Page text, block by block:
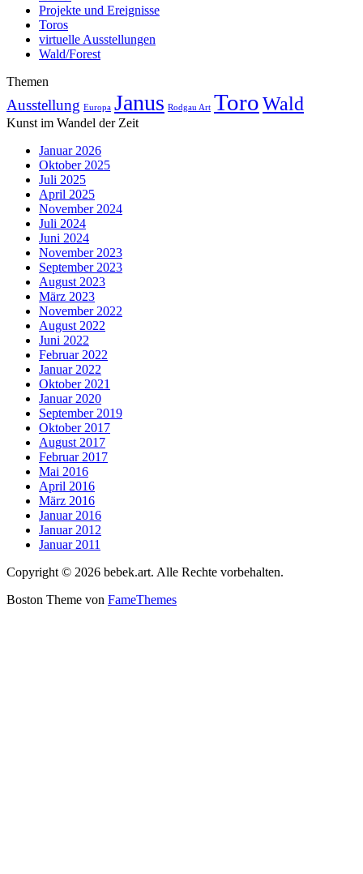
Projekte und Ereignisse
Toros
virtuelle Ausstellungen
Wald/Forest
Themen
Ausstellung Europa Janus Rodgau Art ToroWald
Kunst im Wandel der Zeit
Januar 2026
Oktober 2025
Juli 2025
April 2025
November 2024
Juli 2024
Juni 2024
November 2023
September 2023
August 2023
März 2023
November 2022
August 2022
Juni 2022
Februar 2022
Januar 2022
Oktober 2021
Januar 2020
September 2019
Oktober 2017
August 2017
Februar 2017
Mai 2016
April 2016
März 2016
Januar 2016
Januar 2012
Januar 2011
Copyright © 2026 bebek.art. Alle Rechte vorbehalten.
Boston Theme von FameThemes